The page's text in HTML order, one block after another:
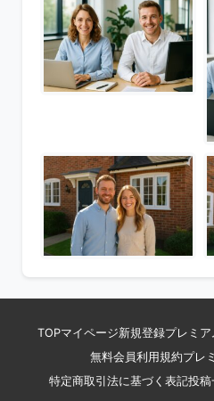
TOPマイページ新規登録プレミア
無料会員利用規約プレ
特定商取引法に基づく表記投稿